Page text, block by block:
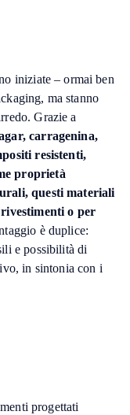
iniziate – ormai ben
ma stanno
Grazie a
carragenina,
resistenti,
proprietà
questi materiali
o per
è duplice:
e possibilità di
in sintonia con i
progettati